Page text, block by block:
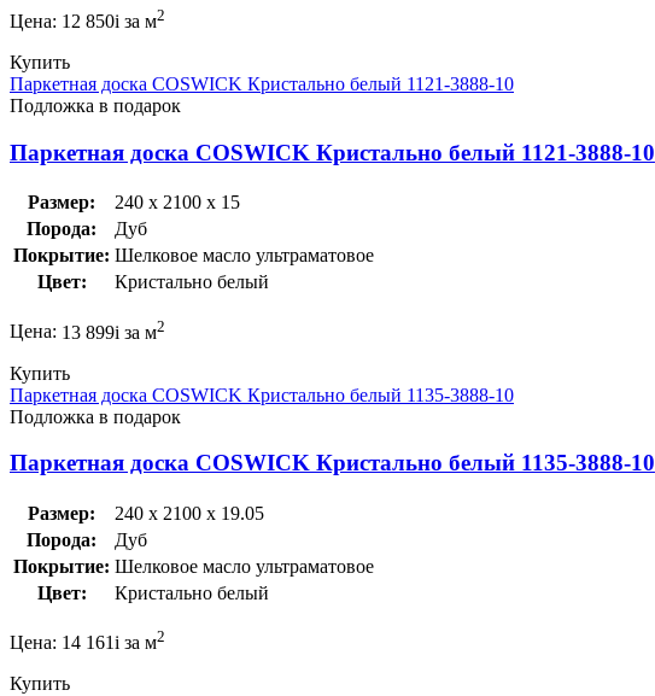
Цена: 12 850i за м2
Купить
Паркетная доска COSWICK Кристально белый 1121-3888-10
Подложка в подарок
Паркетная доска COSWICK Кристально белый 1121-3888-10
Размер:
240 x 2100 x 15
Порода:
Дуб
Покрытие: Шелковое масло ультраматовое
Цвет:
Кристально белый
Цена: 13 899i за м2
Купить
Паркетная доска COSWICK Кристально белый 1135-3888-10
Подложка в подарок
Паркетная доска COSWICK Кристально белый 1135-3888-10
Размер:
240 x 2100 x 19.05
Порода:
Дуб
Покрытие: Шелковое масло ультраматовое
Цвет:
Кристально белый
Цена: 14 161i за м2
Купить